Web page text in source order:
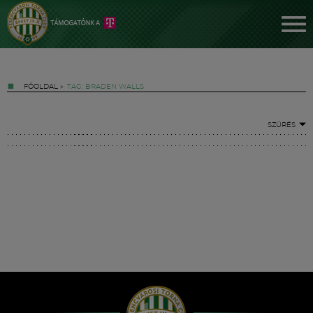
FŐOLDAL » TAG: BRADEN WALLS
SZŰRÉS
Hírek